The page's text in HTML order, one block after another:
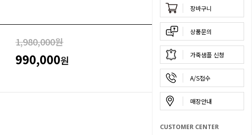
50%
1,980,000원
990,000원
장바구니
상품문의
가죽샘플 신청
A/S접수
매장안내
CUSTOMER CENTER